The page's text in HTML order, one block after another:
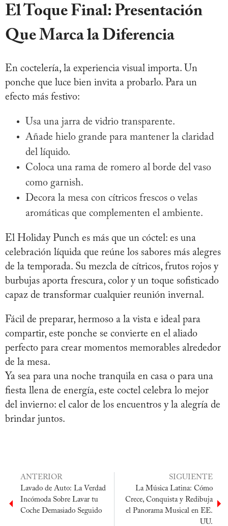
El Toque Final: Presentación
Que Marca la Diferencia
En coctelería, la experiencia visual importa. Un
ponche que luce bien invita a probarlo. Para un
efecto más festivo:
Usa una jarra de vidrio transparente.
Añade hielo grande para mantener la claridad
del líquido.
Coloca una rama de romero al borde del vaso
como garnish.
Decora la mesa con cítricos frescos o velas
aromáticas que complementen el ambiente.
El Holiday Punch es más que un cóctel: es una
celebración líquida que reúne los sabores más alegres
de la temporada. Su mezcla de cítricos, frutos rojos y
burbujas aporta frescura, color y un toque sofisticado
capaz de transformar cualquier reunión invernal.
Fácil de preparar, hermoso a la vista e ideal para
compartir, este ponche se convierte en el aliado
perfecto para crear momentos memorables alrededor
de la mesa.
Ya sea para una noche tranquila en casa o para una
fiesta llena de energía, este coctel celebra lo mejor
del invierno: el calor de los encuentros y la alegría de
brindar juntos.
ANTERIOR
Lavado de Auto: La Verdad
Incómoda Sobre Lavar tu
Coche Demasiado Seguido
SIGUIENTE
La Música Latina: Cómo
Crece, Conquista y Redibuja
el Panorama Musical en EE.
UU.